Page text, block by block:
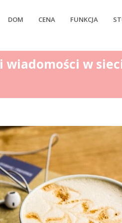
DOM CENA FUNKCJA
wiadomości w